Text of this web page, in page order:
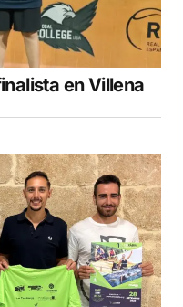
en Villena